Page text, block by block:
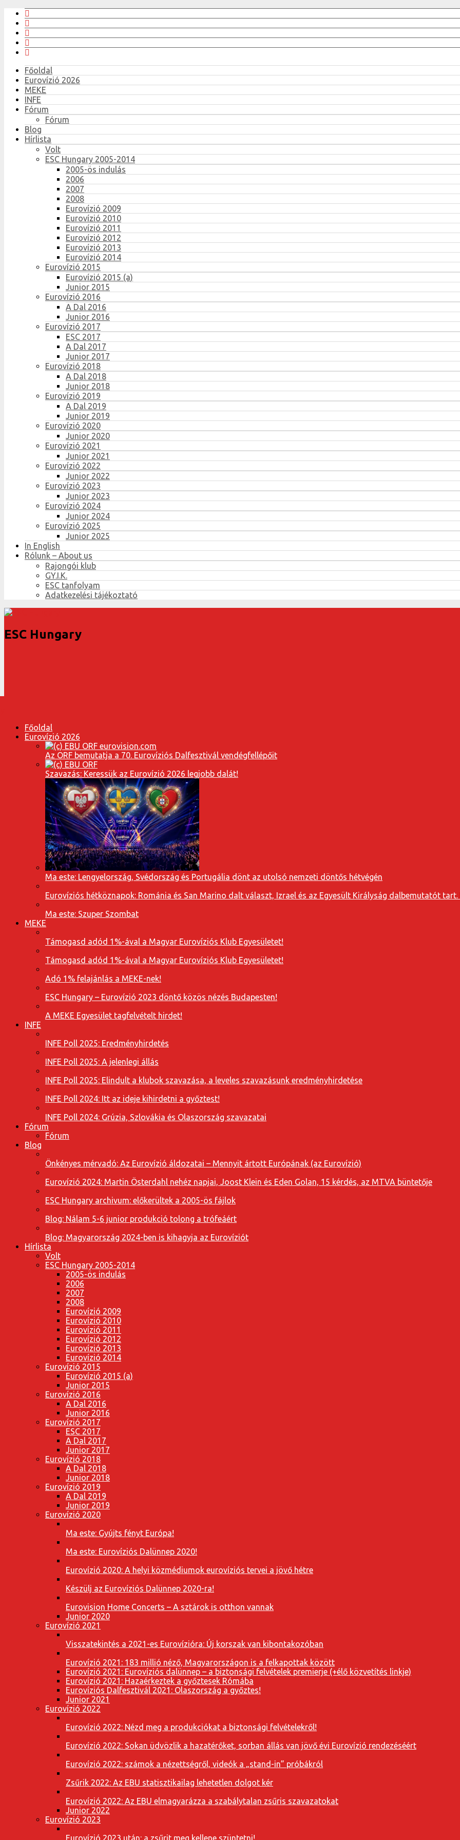
Főoldal
Eurovízió 2026
MEKE
INFE
Fórum
Fórum
Blog
Hírlista
Volt
ESC Hungary 2005-2014
2005-ös indulás
2006
2007
2008
Eurovízió 2009
Eurovízió 2010
Eurovízió 2011
Eurovízió 2012
Eurovízió 2013
Eurovízió 2014
Eurovízió 2015
Eurovízió 2015 (a)
Junior 2015
Eurovízió 2016
A Dal 2016
Junior 2016
Eurovízió 2017
ESC 2017
A Dal 2017
Junior 2017
Eurovízió 2018
A Dal 2018
Junior 2018
Eurovízió 2019
A Dal 2019
Junior 2019
Eurovízió 2020
Junior 2020
Eurovízió 2021
Junior 2021
Eurovízió 2022
Junior 2022
Eurovízió 2023
Junior 2023
Eurovízió 2024
Junior 2024
Eurovízió 2025
Junior 2025
In English
Rólunk – About us
Rajongói klub
GY.I.K.
ESC tanfolyam
Adatkezelési tájékoztató
ESC Hungary
Főoldal
Eurovízió 2026
Az ORF bemutatja a 70. Eurovíziós Dalfesztivál vendégfellépőit
Szavazás: Keressük az Eurovízió 2026 legjobb dalát!
Ma este: Lengyelország, Svédország és Portugália dönt az utolsó nemzeti döntős hétvégén
Eurovíziós hétköznapok: Románia és San Marino dalt választ, Izrael és az Egyesült Királyság dalbemutatót tart.
Ma este: Szuper Szombat
MEKE
Támogasd adód 1%-ával a Magyar Eurovíziós Klub Egyesületet!
Támogasd adód 1%-ával a Magyar Eurovíziós Klub Egyesületet!
Adó 1% felajánlás a MEKE-nek!
ESC Hungary – Eurovízió 2023 döntő közös nézés Budapesten!
A MEKE Egyesület tagfelvételt hirdet!
INFE
INFE Poll 2025: Eredményhirdetés
INFE Poll 2025: A jelenlegi állás
INFE Poll 2025: Elindult a klubok szavazása, a leveles szavazásunk eredményhirdetése
INFE Poll 2024: Itt az ideje kihirdetni a győztest!
INFE Poll 2024: Grúzia, Szlovákia és Olaszország szavazatai
Fórum
Fórum
Blog
Önkényes mérvadó: Az Eurovízió áldozatai – Mennyit ártott Európának (az Eurovízió)
Eurovízió 2024: Martin Österdahl nehéz napjai, Joost Klein és Eden Golan, 15 kérdés, az MTVA büntetője
ESC Hungary archivum: előkerültek a 2005-ös fájlok
Blog: Nálam 5-6 junior produkció tolong a trófeáért
Blog: Magyarország 2024-ben is kihagyja az Eurovíziót
Hírlista
Volt
ESC Hungary 2005-2014
2005-ös indulás
2006
2007
2008
Eurovízió 2009
Eurovízió 2010
Eurovízió 2011
Eurovízió 2012
Eurovízió 2013
Eurovízió 2014
Eurovízió 2015
Eurovízió 2015 (a)
Junior 2015
Eurovízió 2016
A Dal 2016
Junior 2016
Eurovízió 2017
ESC 2017
A Dal 2017
Junior 2017
Eurovízió 2018
A Dal 2018
Junior 2018
Eurovízió 2019
A Dal 2019
Junior 2019
Eurovízió 2020
Ma este: Gyújts fényt Európa!
Ma este: Eurovíziós Dalünnep 2020!
Eurovízió 2020: A helyi közmédiumok eurovíziós tervei a jövő hétre
Készülj az Eurovíziós Dalünnep 2020-ra!
Eurovision Home Concerts – A sztárok is otthon vannak
Junior 2020
Eurovízió 2021
Visszatekintés a 2021-es Eurovízióra: Új korszak van kibontakozóban
Eurovízió 2021: 183 millió néző, Magyarországon is a felkapottak között
Eurovízió 2021: Eurovíziós dalünnep – a biztonsági felvételek premierje (+élő közvetítés linkje)
Eurovízió 2021: Hazaérkeztek a győztesek Rómába
Eurovíziós Dalfesztivál 2021: Olaszország a győztes!
Junior 2021
Eurovízió 2022
Eurovízió 2022: Nézd meg a produkciókat a biztonsági felvételekről!
Eurovízió 2022: Sokan üdvözlik a hazatérőket, sorban állás van jövő évi Eurovízió rendezéséért
Eurovízió 2022: számok a nézettségről, videók a „stand-in” próbákról
Zsűrik 2022: Az EBU statisztikailag lehetetlen dolgot kér
Eurovízió 2022: Az EBU elmagyarázza a szabálytalan zsűris szavazatokat
Junior 2022
Eurovízió 2023
Eurovízió 2023 után: a zsűrit meg kellene szüntetni!